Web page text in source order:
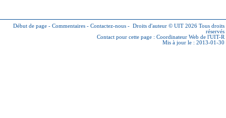
Début de page - Commentaires - Contactez-nous - Droits d'auteur © UIT 2026 Tous droits
réservés
Contact pour cette page : Coordinateur Web de l'UIT-R
Mis à jour le : 2013-01-30